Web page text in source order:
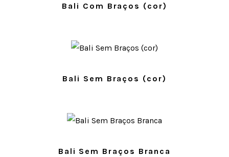
Bali Com Braços (cor)
Bali Sem Braços (cor)
Bali Sem Braços Branca